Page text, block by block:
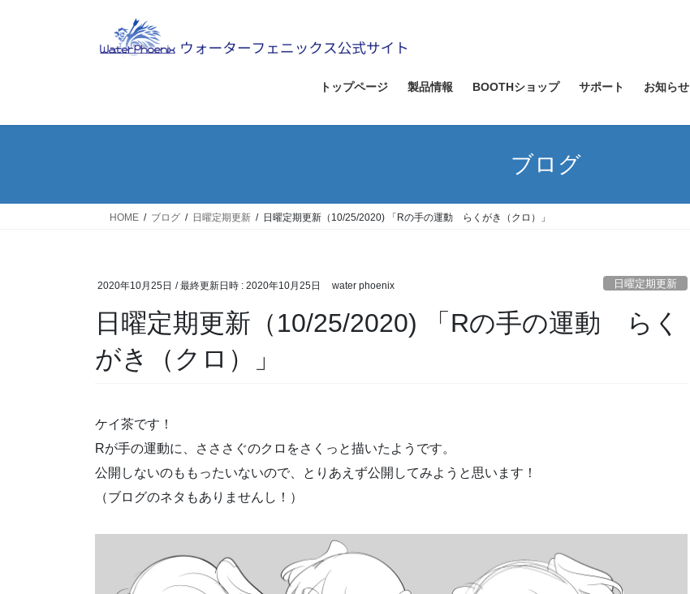
ス
ン
トップページ 製品情報 BOOTHショップ サポート お知らせ
ブログ
HOME ブログ 日曜定期更新 日曜定期更新（10/25/2020) 「Rの手の運動 らくがき（クロ）」
2020年10月25日 / 最終更新日時 : 2020年10月25日 water phoenix 日曜定期更新
日曜定期更新（10/25/2020) 「Rの手の運動 らく
がき（クロ）」
ケイ茶です！
Rが手の運動に、さささぐのクロをさくっと描いたようです。
公開しないのももったいないので、とりあえず公開してみようと思います！
（ブログのネタもありませんし！）